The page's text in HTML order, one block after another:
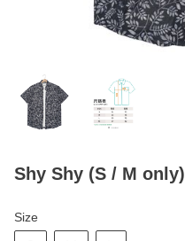
Shy Shy (S / M only)
Size